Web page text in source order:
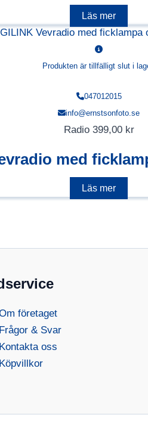
Läs mer
Produkten är tillfälligt slut i
047012015
info@ernstsonfoto.se
Radio 399,00 kr
med
Läs mer
företaget
Frågor & Svar
Kontakta oss
Köpvillkor